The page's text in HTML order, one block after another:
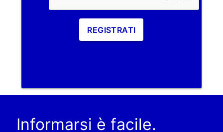
REGISTRATI
Informarsi è facile.